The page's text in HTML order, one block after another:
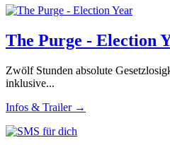
The Purge - Election
Zwölf Stunden absolute
inklusive...
Infos & Trailer →